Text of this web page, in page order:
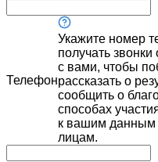
Телефон
Укажите номер
получать
с вами, чтобы
рассказать о
сообщить о
способах
к вашим данным
лицам.